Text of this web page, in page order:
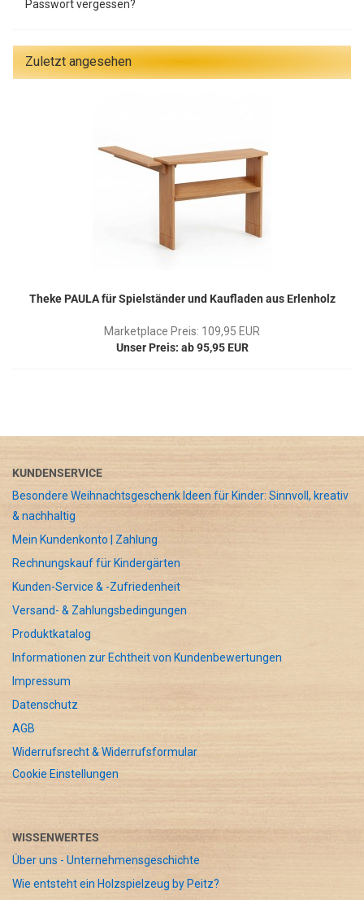
Passwort vergessen?
Zuletzt angesehen
Theke PAULA für Spielständer und Kaufladen aus Erlenholz
Marketplace Preis: 109,95 EUR
Unser Preis: ab 95,95 EUR
KUNDENSERVICE
Besondere Weihnachtsgeschenk Ideen für Kinder: Sinnvoll, kreativ
& nachhaltig
Mein Kundenkonto | Zahlung
Rechnungskauf für Kindergärten
Kunden-Service & -Zufriedenheit
Versand- & Zahlungsbedingungen
Produktkatalog
Informationen zur Echtheit von Kundenbewertungen
Impressum
Datenschutz
AGB
Widerrufsrecht & Widerrufsformular
Cookie Einstellungen
WISSENWERTES
Über uns - Unternehmensgeschichte
Wie entsteht ein Holzspielzeug by Peitz?